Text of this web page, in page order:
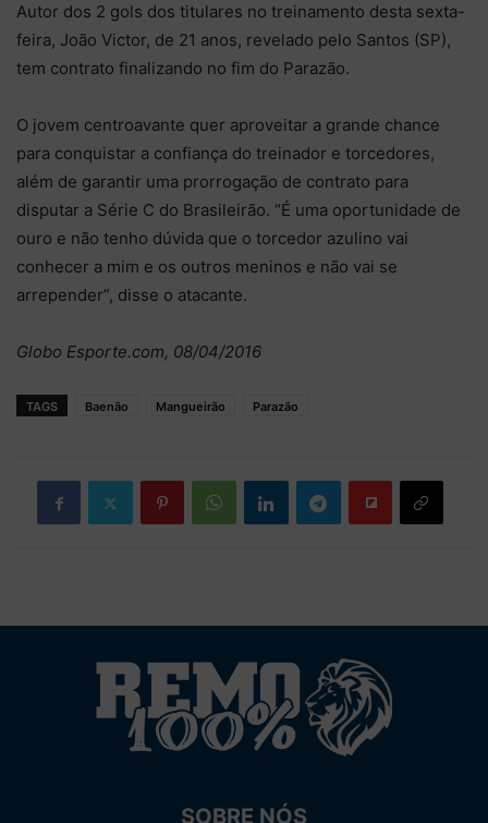
Autor dos 2 gols dos titulares no treinamento desta sexta-
feira, João Victor, de 21 anos, revelado pelo Santos (SP),
tem contrato finalizando no fim do Parazão.
O jovem centroavante quer aproveitar a grande chance
para conquistar a confiança do treinador e torcedores,
além de garantir uma prorrogação de contrato para
disputar a Série C do Brasileirão. “É uma oportunidade de
ouro e não tenho dúvida que o torcedor azulino vai
conhecer a mim e os outros meninos e não vai se
arrepender”, disse o atacante.
Globo Esporte.com, 08/04/2016
TAGS Baenão Mangueirão Parazão
SOBRE NÓS